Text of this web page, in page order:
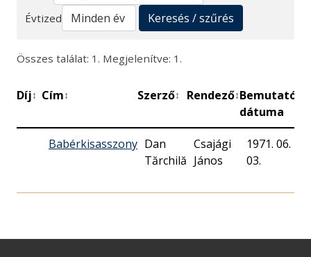
Évtized
Keresés / szűrés
Összes találat: 1. Megjelenítve: 1.
Díj↕ Cím↕ Szerző↕ Rendező↕Bemutató
dátuma
Babérkisasszony Dan
Tărchilă
Csajági
János
1971. 06.
03.